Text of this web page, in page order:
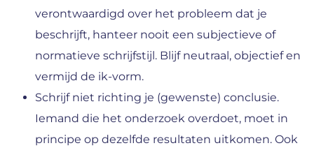
verontwaardigd over het probleem dat je
beschrijft, hanteer nooit een subjectieve of
normatieve schrijfstijl. Blijf neutraal, objectief en
vermijd de ik-vorm.
Schrijf niet richting je (gewenste) conclusie.
Iemand die het onderzoek overdoet, moet in
principe op dezelfde resultaten uitkomen. Ook